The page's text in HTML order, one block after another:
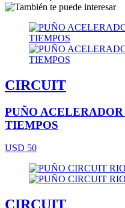
CIRCUIT
PUÑO
TIEMPOS
USD 50
CIRCUIT